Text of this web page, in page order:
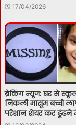
17/04/2026
ब्रेकिंग न्यूज: घर से
निकली मासूम बच्ची
परेशान शेयर कर ढूंढने